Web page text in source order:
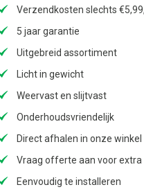
Verzendkosten slechts
5 jaar garantie
Uitgebreid assortiment
Licht in gewicht
Weervast en slijtvast
Onderhoudsvriendelijk
Direct afhalen in onze
Vraag offerte aan voor extra
Eenvoudig te installeren